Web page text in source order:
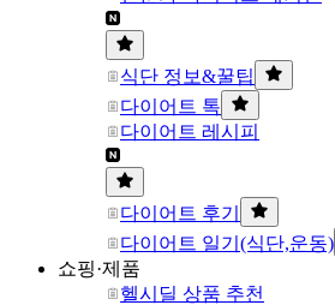
식단 정보&꿀팁
다이어트 톡
다이어트 레시피
다이어트 후기
다이어트 일기(식단,운동)
쇼핑·제품
헬시딜 상품 추천